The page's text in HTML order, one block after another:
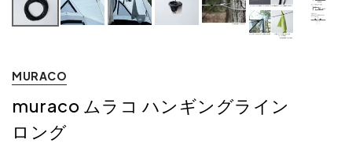
MURACO
muraco ムラコ ハンギングライン
ロング